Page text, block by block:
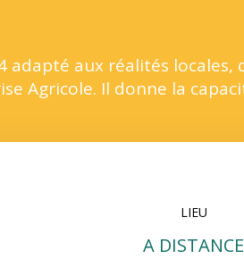
aux réalités locales,
Agricole. Il donne la
LIEU
A DISTANCE